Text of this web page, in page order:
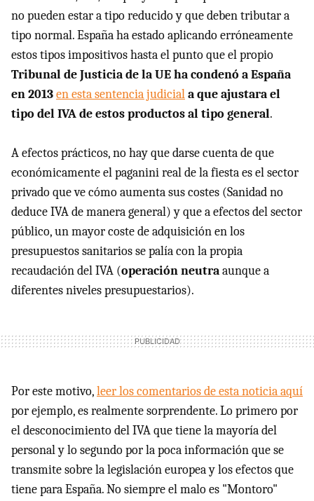
no pueden estar a tipo reducido y que deben tributar a
tipo normal. España ha estado aplicando erróneamente
estos tipos impositivos hasta el punto que el propio
Tribunal de Justicia de la UE ha condenó a España
en 2013en esta sentencia judiciala que ajustara el
tipo del IVA de estos productos al tipo general.
A efectos prácticos, no hay que darse cuenta de que
económicamente el paganini real de la fiesta es el sector
privado que ve cómo aumenta sus costes (Sanidad no
deduce IVA de manera general) y que a efectos del sector
público, un mayor coste de adquisición en los
presupuestos sanitarios se palía con la propia
recaudación del IVA (operación neutraaunque a
diferentes niveles presupuestarios).
Por este motivo,leer los comentarios de esta noticia aquí
por ejemplo, es realmente sorprendente. Lo primero por
el desconocimiento del IVA que tiene la mayoría del
personal y lo segundo por la poca información que se
transmite sobre la legislación europea y los efectos que
tiene para España. No siempre el malo es "Montoro"